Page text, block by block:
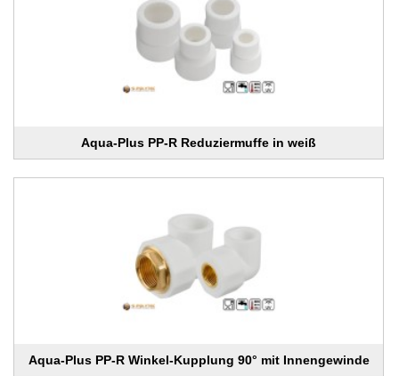
Aqua-Plus PP-R Reduziermuffe in weiß
Aqua-Plus PP-R Winkel-Kupplung 90° mit Innengewinde